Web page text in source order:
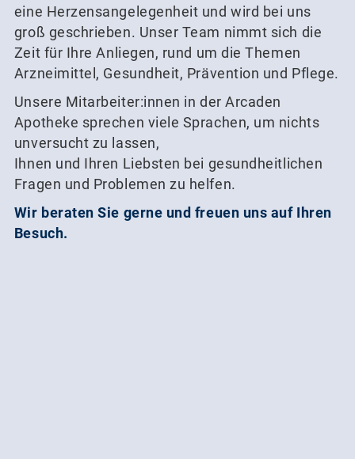
eine Herzensangelegenheit und wird bei uns
groß geschrieben. Unser Team nimmt sich die
Zeit für Ihre Anliegen, rund um die Themen
Arzneimittel, Gesundheit, Prävention und Pflege.
Unsere Mitarbeiter:innen in der Arcaden
Apotheke sprechen viele Sprachen, um nichts
unversucht zu lassen,
Ihnen und Ihren Liebsten bei gesundheitlichen
Fragen und Problemen zu helfen.
Wir beraten Sie gerne und freuen uns auf Ihren
Besuch.